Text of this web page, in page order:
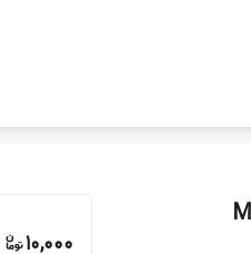
10,000